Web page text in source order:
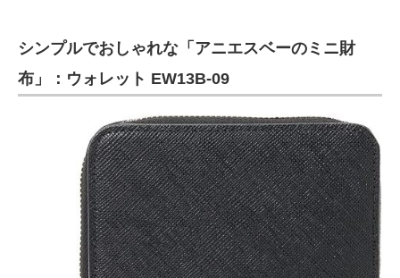
シンプルでおしゃれな「アニエスベーのミニ財
布」：ウォレット EW13B-09